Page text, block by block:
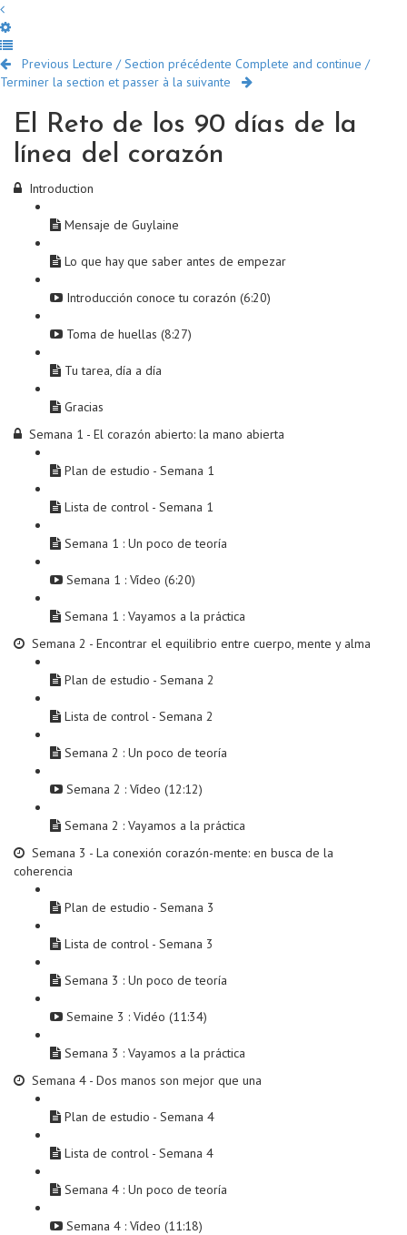
Previous Lecture / Section précédente Complete and continue /
Terminer la section et passer à la suivante
El Reto de los 90 días de la
línea del corazón
Introduction
Mensaje de Guylaine
Lo que hay que saber antes de empezar
Introducción conoce tu corazón (6:20)
Toma de huellas (8:27)
Tu tarea, día a día
Gracias
Semana 1 - El corazón abierto: la mano abierta
Plan de estudio - Semana 1
Lista de control - Semana 1
Semana 1 : Un poco de teoría
Semana 1 : Vídeo (6:20)
Semana 1 : Vayamos a la práctica
Semana 2 - Encontrar el equilibrio entre cuerpo, mente y alma
Plan de estudio - Semana 2
Lista de control - Semana 2
Semana 2 : Un poco de teoría
Semana 2 : Vídeo (12:12)
Semana 2 : Vayamos a la práctica
Semana 3 - La conexión corazón-mente: en busca de la
coherencia
Plan de estudio - Semana 3
Lista de control - Semana 3
Semana 3 : Un poco de teoría
Semaine 3 : Vidéo (11:34)
Semana 3 : Vayamos a la práctica
Semana 4 - Dos manos son mejor que una
Plan de estudio - Semana 4
Lista de control - Semana 4
Semana 4 : Un poco de teoría
Semana 4 : Vídeo (11:18)